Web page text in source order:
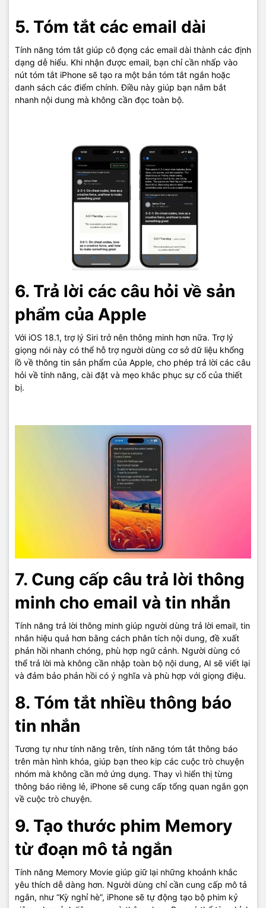
5. Tóm tắt các email dài
Tính năng tóm tắt giúp cô đọng các email dài thành các định
dạng dễ hiểu. Khi nhận được email, bạn chỉ cần nhấp vào
nút tóm tắt iPhone sẽ tạo ra một bản tóm tắt ngắn hoặc
danh sách các điểm chính. Điều này giúp bạn nắm bắt
nhanh nội dung mà không cần đọc toàn bộ.
6. Trả lời các câu hỏi về sản
phẩm của Apple
Với iOS 18.1, trợ lý Siri trở nên thông minh hơn nữa. Trợ lý
giọng nói này có thể hỗ trợ người dùng cơ sở dữ liệu khổng
lồ về thông tin sản phẩm của Apple, cho phép trả lời các câu
hỏi về tính năng, cài đặt và mẹo khắc phục sự cố của thiết
bị.
7. Cung cấp câu trả lời thông
minh cho email và tin nhắn
Tính năng trả lời thông minh giúp người dùng trả lời email, tin
nhắn hiệu quả hơn bằng cách phân tích nội dung, đề xuất
phản hồi nhanh chóng, phù hợp ngữ cảnh. Người dùng có
thể trả lời mà không cần nhập toàn bộ nội dung, AI sẽ viết lại
và đảm bảo phản hồi có ý nghĩa và phù hợp với giọng điệu.
8. Tóm tắt nhiều thông báo
tin nhắn
Tương tự như tính năng trên, tính năng tóm tắt thông báo
trên màn hình khóa, giúp bạn theo kịp các cuộc trò chuyện
nhóm mà không cần mở ứng dụng. Thay vì hiển thị từng
thông báo riêng lẻ, iPhone sẽ cung cấp tổng quan ngắn gọn
về cuộc trò chuyện.
9. Tạo thước phim Memory
từ đoạn mô tả ngắn
Tính năng Memory Movie giúp giữ lại những khoảnh khắc
yêu thích dễ dàng hơn. Người dùng chỉ cần cung cấp mô tả
ngắn, như “Kỳ nghỉ hè”, iPhone sẽ tự động tạo bộ phim kỷ